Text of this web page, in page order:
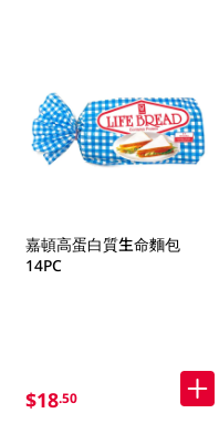
嘉頓高蛋白質生命麵包
14PC
$18.50